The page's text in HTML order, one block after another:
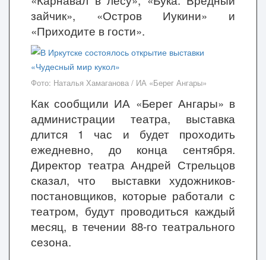
зайчик», «Остров Иукини» и
«Приходите в гости».
Фото: Наталья Хамаганова / ИА «Берег Ангары»
Как сообщили ИА «Берег Ангары» в
администрации театра, выставка
длится 1 час и будет проходить
ежедневно, до конца сентября.
Директор театра Андрей Стрельцов
сказал, что выставки художников-
постановщиков, которые работали с
театром, будут проводиться каждый
месяц, в течении 88-го театрального
сезона.